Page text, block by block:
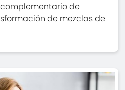
de
de mezclas de